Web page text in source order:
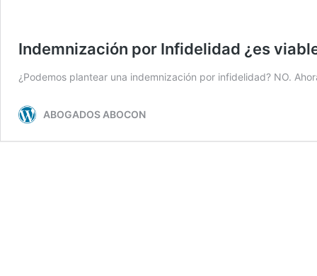
Indemnización por Infidelidad ¿es
¿Podemos plantear una indemnización por infidelidad? NO.
ABOGADOS ABOCON